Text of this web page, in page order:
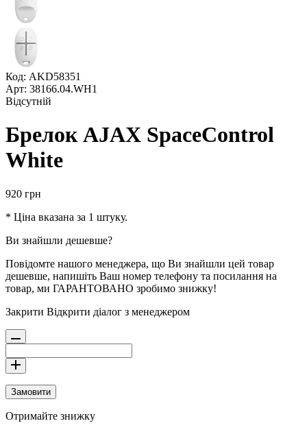
Код: AKD58351
Арт: 38166.04.WH1
Відсутній
Брелок AJAX SpaceControl
White
920 грн
* Ціна вказана за 1 штуку.
Ви знайшли дешевше?
Повідомте нашого менеджера, що Ви знайшли цей товар
дешевше, напишіть Ваш номер телефону та посилання на
товар, ми ГАРАНТОВАНО зробимо знижку!
Закрити Відкрити діалог з менеджером
Замовити
Отримайте знижку